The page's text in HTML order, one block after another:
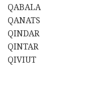
QABALA
QANATS
QINDAR
QINTAR
QIVIUT